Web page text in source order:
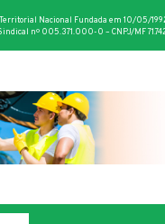
Nacional Fundada em 10/05/
nº 005.371.000-0 – CNPJ/MF